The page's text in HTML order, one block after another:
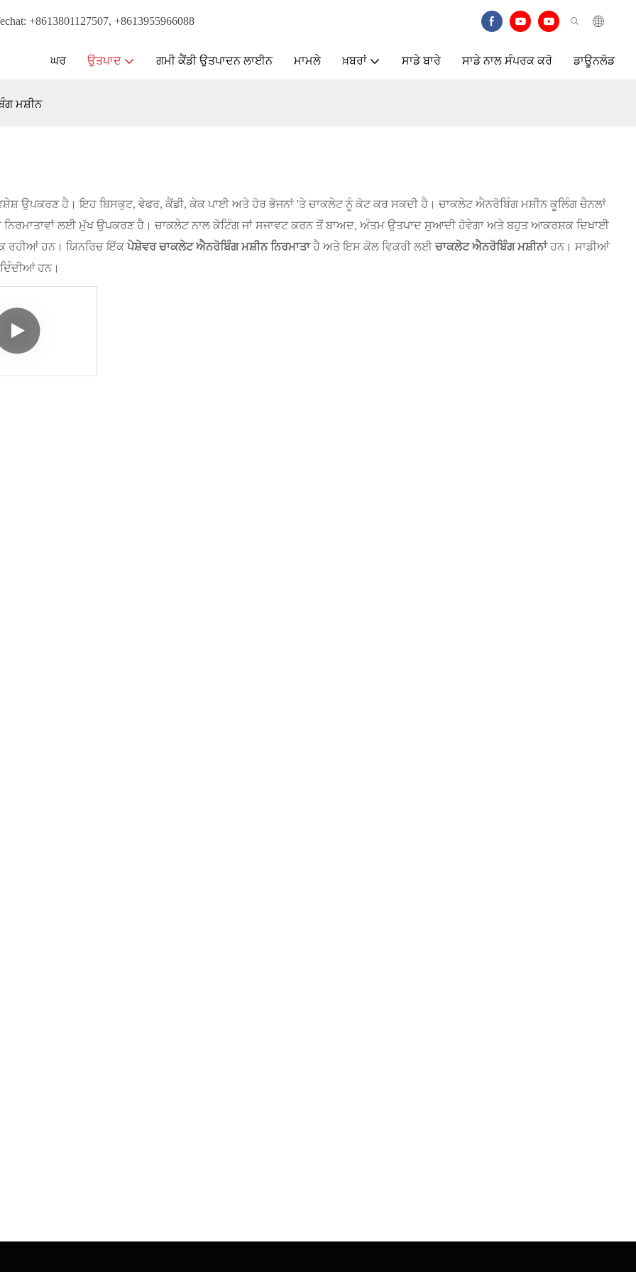
+8613801127507, +8613955966088
ਘਰ ਉਤਪਾਦ ਗਮੀ ਕੈਂਡੀ ਉਤਪਾਦਨ ਲਾਈਨ ਮਾਮਲੇ ਖ਼ਬਰਾਂ ਸਾਡੇ ਬਾਰੇ ਸਾਡੇ ਨਾਲ ਸੰਪਰਕ ਕਰੋ ਡਾਊਨਲੋਡ
ਮਸ਼ੀਨ
ਉਪਕਰਣ ਹੈ। ਇਹ ਬਿਸਕੁਟ, ਵੇਫਰ, ਕੈਂਡੀ, ਕੇਕ ਪਾਈ ਅਤੇ ਹੋਰ ਭੋਜਨਾਂ 'ਤੇ ਚਾਕਲੇਟ ਨੂੰ ਕੋਟ ਕਰ ਸਕਦੀ ਹੈ। ਚਾਕਲੇਟ ਐਨਰੋਬਿੰਗ ਮਸ਼ੀਨ ਕੂਲਿੰਗ ਚੈਨਲਾਂ
ਲਈ ਮੁੱਖ ਉਪਕਰਣ ਹੈ। ਚਾਕਲੇਟ ਨਾਲ ਕੋਟਿੰਗ ਜਾਂ ਸਜਾਵਟ ਕਰਨ ਤੋਂ ਬਾਅਦ, ਅੰਤਮ ਉਤਪਾਦ ਸੁਆਦੀ ਹੋਵੇਗਾ ਅਤੇ ਬਹੁਤ ਆਕਰਸ਼ਕ ਦਿਖਾਈ
ਰਹੀਆਂ ਹਨ। ਯਿਨਰਿਚ ਇੱਕ ਪੇਸ਼ੇਵਰ ਚਾਕਲੇਟ ਐਨਰੋਬਿੰਗ ਮਸ਼ੀਨ ਨਿਰਮਾਤਾਹੈ ਅਤੇ ਇਸ ਕੋਲ ਵਿਕਰੀ ਲਈ ਚਾਕਲੇਟ ਐਨਰੋਬਿੰਗ ਮਸ਼ੀਨਾਂਹਨ। ਸਾਡੀਆਂ
ਹਨ।